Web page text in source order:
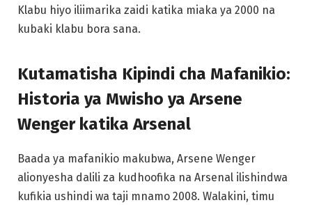
Klabu hiyo iliimarika zaidi katika miaka ya 2000 na
kubaki klabu bora sana.
Kutamatisha Kipindi cha Mafanikio:
Historia ya Mwisho ya Arsene
Wenger katika Arsenal
Baada ya mafanikio makubwa, Arsene Wenger
alionyesha dalili za kudhoofika na Arsenal ilishindwa
kufikia ushindi wa taji mnamo 2008. Walakini, timu